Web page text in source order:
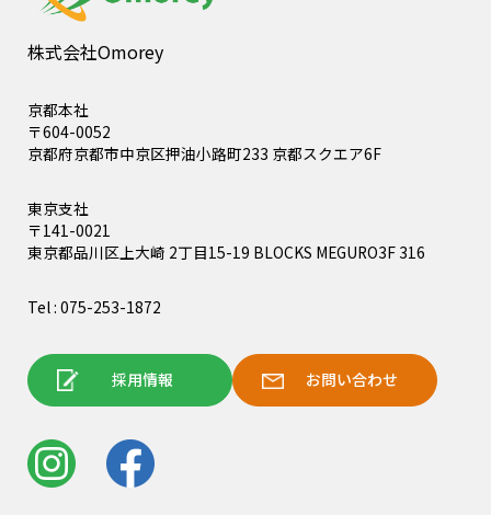
株式会社Omorey
京都本社
〒604-0052
京都府京都市中京区押油小路町233 京都スクエア6F
東京支社
〒141-0021
東京都品川区上大崎 2丁目15-19 BLOCKS MEGURO3F 316
Tel : 075-253-1872
採用情報 お問い合わせ